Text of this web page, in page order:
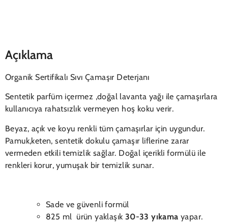
Açıklama
Organik Sertifikalı Sıvı Çamaşır Deterjanı
Sentetik parfüm içermez ,doğal lavanta yağı ile çamaşırlara
kullanıcıya rahatsızlık vermeyen hoş koku verir.
Beyaz, açık ve koyu renkli tüm çamaşırlar için uygundur.
Pamuk,keten, sentetik dokulu çamaşır liflerine zarar
vermeden etkili temizlik sağlar. Doğal içerikli formülü ile
renkleri korur, yumuşak bir temizlik sunar.
Sade ve güvenli formül
825 ml ürün yaklaşık 30-33 yıkama yapar.